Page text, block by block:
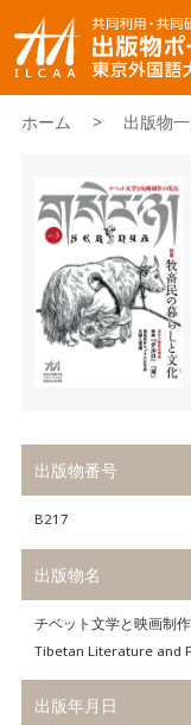
ホーム > 出版物
出版物番号
B217
出版物名
チベット文学と映画制
Tibetan Literature and
出版年月日